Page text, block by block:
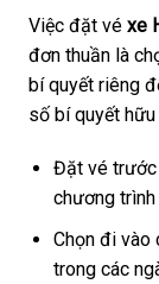
Việc đặt vé xe
đơn thuần là
bí quyết riêng
số bí quyết
Đặt vé trước
chương
Chọn đi vào
trong các